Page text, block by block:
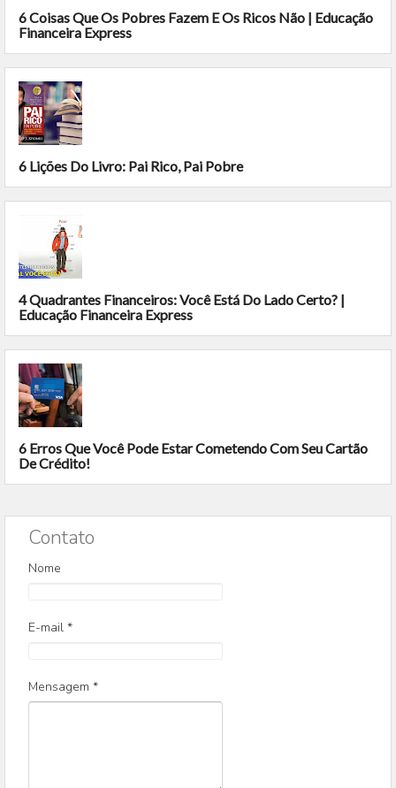
6 Coisas Que Os Pobres Fazem E Os Ricos Não | Educação
Financeira Express
6 Lições Do Livro: Pai Rico, Pai Pobre
4 Quadrantes Financeiros: Você Está Do Lado Certo? |
Educação Financeira Express
6 Erros Que Você Pode Estar Cometendo Com Seu Cartão
De Crédito!
Contato
Nome
E-mail *
Mensagem *